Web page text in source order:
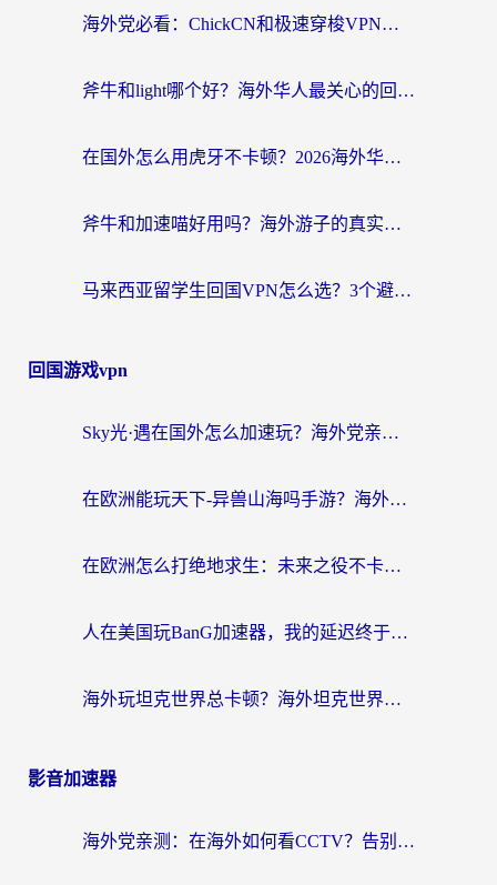
海外党必看：ChickCN和极速穿梭VPN好用吗？3招教你选对回国加速器无缝刷国内资源
斧牛和light哪个好？海外华人最关心的回国加速器选择难题，一篇讲透
在国外怎么用虎牙不卡顿？2026海外华人亲测有效的回国加速器选择指南
斧牛和加速喵好用吗？海外游子的真实选择困境
马来西亚留学生回国VPN怎么选？3个避坑点+1款实测好用的加速器推荐
回国游戏vpn
Sky光·遇在国外怎么加速玩？海外党亲测有效的国服游戏加速指南
在欧洲能玩天下-异兽山海吗手游？海外玩家的加速器生存指南
在欧洲怎么打绝地求生：未来之役不卡？留学生亲测的加速器避坑指南
人在美国玩BanG加速器，我的延迟终于绿了
海外玩坦克世界总卡顿？海外坦克世界加速器有哪些？实测好用的选择在这里
影音加速器
海外党亲测：在海外如何看CCTV？告别“仅限大陆播放”的实用指南